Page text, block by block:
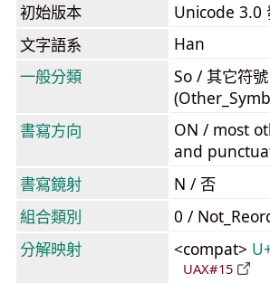
初始版本
Unicode 3.0
文字語系
Han
一般分類
So / 其它符號
書寫方向
ON / most
and
書寫鏡射
N / 否
組合類別
0 /
分解映射
<compat>
UAX#15